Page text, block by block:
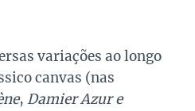
variações ao longo
canvas (nas
, DamierAzur e